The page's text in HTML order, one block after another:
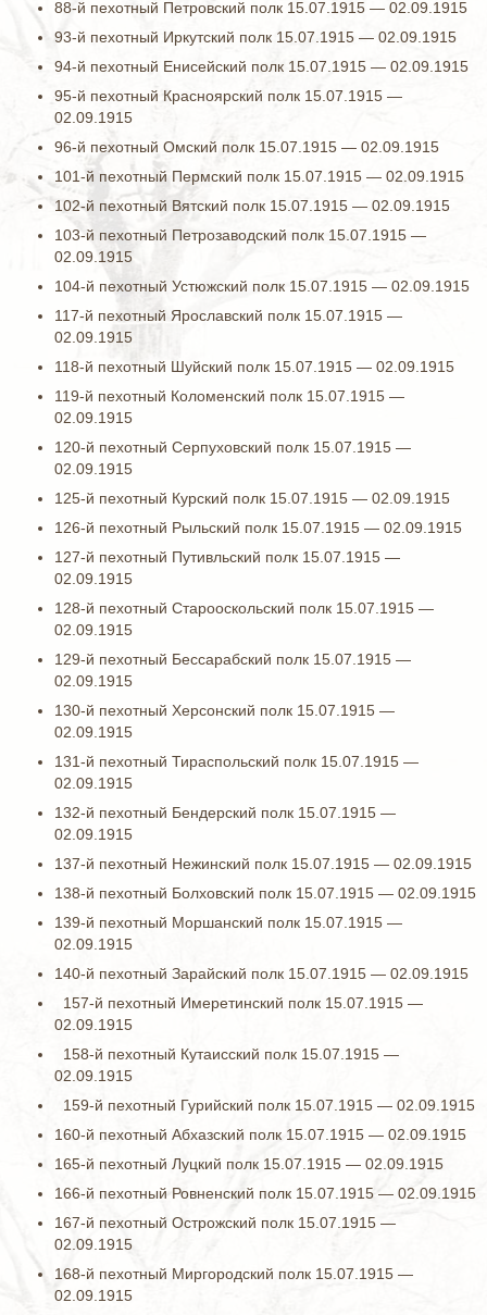
88-й пехотный Петровский полк 15.07.1915 — 02.09.1915
93-й пехотный Иркутский полк 15.07.1915 — 02.09.1915
94-й пехотный Енисейский полк 15.07.1915 — 02.09.1915
95-й пехотный Красноярский полк 15.07.1915 —
02.09.1915
96-й пехотный Омский полк 15.07.1915 — 02.09.1915
101-й пехотный Пермский полк 15.07.1915 — 02.09.1915
102-й пехотный Вятский полк 15.07.1915 — 02.09.1915
103-й пехотный Петрозаводский полк 15.07.1915 —
02.09.1915
104-й пехотный Устюжский полк 15.07.1915 — 02.09.1915
117-й пехотный Ярославский полк 15.07.1915 —
02.09.1915
118-й пехотный Шуйский полк 15.07.1915 — 02.09.1915
119-й пехотный Коломенский полк 15.07.1915 —
02.09.1915
120-й пехотный Серпуховский полк 15.07.1915 —
02.09.1915
125-й пехотный Курский полк 15.07.1915 — 02.09.1915
126-й пехотный Рыльский полк 15.07.1915 — 02.09.1915
127-й пехотный Путивльский полк 15.07.1915 —
02.09.1915
128-й пехотный Старооскольский полк 15.07.1915 —
02.09.1915
129-й пехотный Бессарабский полк 15.07.1915 —
02.09.1915
130-й пехотный Херсонский полк 15.07.1915 —
02.09.1915
131-й пехотный Тираспольский полк 15.07.1915 —
02.09.1915
132-й пехотный Бендерский полк 15.07.1915 —
02.09.1915
137-й пехотный Нежинский полк 15.07.1915 — 02.09.1915
138-й пехотный Болховский полк 15.07.1915 — 02.09.1915
139-й пехотный Моршанский полк 15.07.1915 —
02.09.1915
140-й пехотный Зарайский полк 15.07.1915 — 02.09.1915
157-й пехотный Имеретинский полк 15.07.1915 —
02.09.1915
158-й пехотный Кутаисский полк 15.07.1915 —
02.09.1915
159-й пехотный Гурийский полк 15.07.1915 — 02.09.1915
160-й пехотный Абхазский полк 15.07.1915 — 02.09.1915
165-й пехотный Луцкий полк 15.07.1915 — 02.09.1915
166-й пехотный Ровненский полк 15.07.1915 — 02.09.1915
167-й пехотный Острожский полк 15.07.1915 —
02.09.1915
168-й пехотный Миргородский полк 15.07.1915 —
02.09.1915